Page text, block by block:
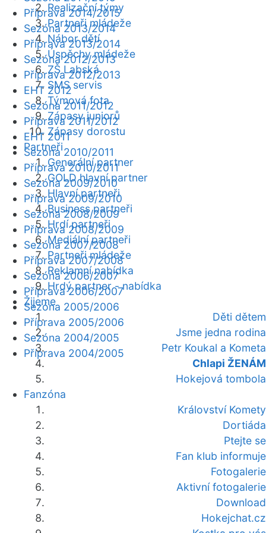
Realizační týmy
Partneři mládeže
Nábor dětí
Úspěchy mládeže
ZŠ Labská
SMS servis
Týmová fota
Zápasy juniorů
Zápasy dorostu
Partneři
Generální partner
GOLD hlavní partner
Hlavní partneři
Business partneři
Hrdí partneři
Mediální partneři
Partneři mládeže
Reklamní nabídka
Hrdý partner - nabídka
Žijeme
Děti dětem
Jsme jedna rodina
Petr Koukal a Kometa
Chlapi ŽENÁM
Hokejová tombola
Fanzóna
Království Komety
Dortiáda
Ptejte se
Fan klub informuje
Fotogalerie
Aktivní fotogalerie
Download
Hokejchat.cz
Příprava 2014/2015
Sezóna 2013/2014
Příprava 2013/2014
Sezóna 2012/2013
Příprava 2012/2013
EHT 2012
Sezóna 2011/2012
Příprava 2011/2012
EHT 2011
Sezóna 2010/2011
Příprava 2010/2011
Sezóna 2009/2010
Příprava 2009/2010
Sezóna 2008/2009
Příprava 2008/2009
Sezóna 2007/2008
Příprava 2007/2008
Sezóna 2006/2007
Příprava 2006/2007
Sezóna 2005/2006
Příprava 2005/2006
Sezóna 2004/2005
Příprava 2004/2005